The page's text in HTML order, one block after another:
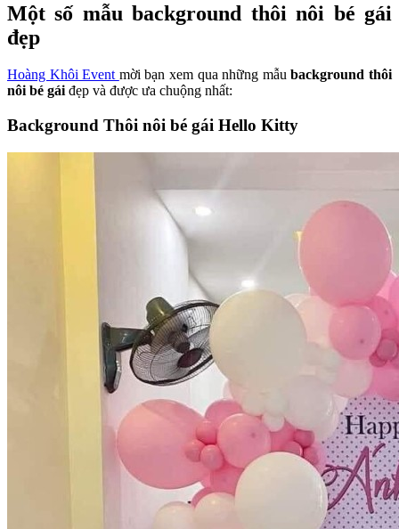
Một số mẫu background thôi nôi bé gái
đẹp
Hoàng Khôi Event mời bạn xem qua những mẫubackground thôi
nôi bé gáiđẹp và được ưa chuộng nhất:
Background Thôi nôi bé gái Hello Kitty